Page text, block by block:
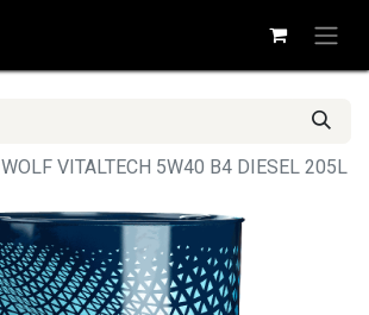
WOLF VITALTECH 5W40 B4 DIESEL 205L